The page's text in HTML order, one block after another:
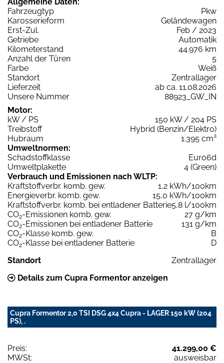
Fahrzeugtyp
Pkw
Karosserieform
Geländewagen
Erst-Zul.
Feb / 2023
Getriebe
Automatik
Kilometerstand
44.976 km
Anzahl der Türen
5
Farbe
Weiß
Standort
Zentrallager
Lieferzeit
ab ca. 11.08.2026
Unsere Nummer
88923_GW_IN
Motor:
kW / PS
150 kW / 204 PS
Treibstoff
Hybrid (Benzin/Elektro)
Hubraum
1.395 cm³
Umweltnormen:
Schadstoffklasse
Euro6d
Umweltplakette
4 (Green)
Verbrauch und Emissionen nach WLTP:
Kraftstoffverbr. komb. gew.
1,2 kWh/100km
Energieverbr. komb. gew.
15,0 kWh/100km
Kraftstoffverbr. komb. bei entladener Batterie5,8 l/100km
CO2-Emissionen komb. gew.
27 g/km
CO2-Emissionen bei entladener Batterie
131 g/km
CO2-Klasse komb. gew.
B
CO2-Klasse bei entladener Batterie
D
Standort
Zentrallager
Details zum Cupra Formentor anzeigen
Cupra Formentor 2,0 TSI DSG 4x4 Cupra - LAGER 150 kW (204
PS), .
Preis:
41.299,00 €
MWSt:
ausweisbar